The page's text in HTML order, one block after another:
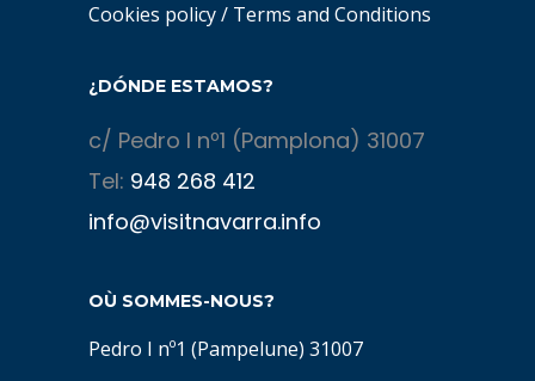
Cookies policy/ Terms and Conditions
¿DÓNDE ESTAMOS?
c/ Pedro I nº1 (Pamplona) 31007
Tel: 948 268 412
info@visitnavarra.info
OÙ SOMMES-NOUS?
Pedro I nº1 (Pampelune) 31007